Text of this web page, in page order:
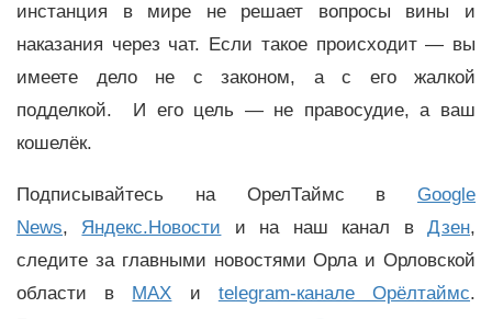
инстанция в мире не решает вопросы вины и
наказания через чат. Если такое происходит — вы
имеете дело не с законом, а с его жалкой
подделкой. И его цель — не правосудие, а ваш
кошелёк.
Подписывайтесь на ОрелТаймс в Google
News, Яндекс.Новости и на наш канал вДзен,
следите за главными новостями Орла и Орловской
области в MAX и telegram-канале Орёлтаймс.